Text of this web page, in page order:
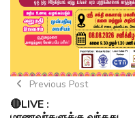
Previous Post
🔴LIVE :